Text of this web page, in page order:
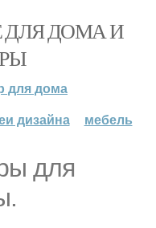
ДЛЯ ДОМА И
для дома
дизайна мебель
для